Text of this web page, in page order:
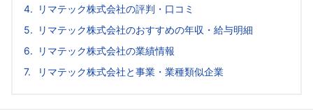
リマテック株式会社の評判・口コミ
リマテック株式会社のおすすめの年収・給与明細
リマテック株式会社の業績情報
リマテック株式会社と事業・業種類似企業